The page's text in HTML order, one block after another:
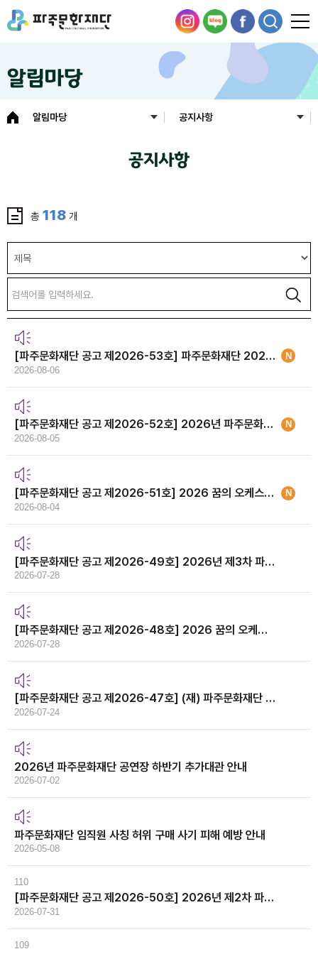
알림마당
알림마당 공지사항
공지사항
총 118 개
[파주문화재단 공고 제2026-53호] 파주문화재단 2026년 제2차 직원채용 최종합격자 공고 및 채용 과정의 공개
N
2026-08-06
[파주문화재단 공고 제2026-52호] 2026년 파주문화재단 하우스어셔 모집 공고
N
2026-08-05
[파주문화재단 공고 제2026-51호] 2026 꿈의 오케스트라 파주 타악기 강사 모집 공고
N
2026-08-04
[파주문화재단 공고 제2026-49호] 2026년 제3차 파주문화재단 직원채용 공고
2026-07-28
[파주문화재단 공고 제2026-48호] 2026 꿈의 오케스트라 파주 신규 단원 모집 공고(바이올린1, 플룻1)
2026-07-28
[파주문화재단 공고 제2026-47호] (재) 파주문화재단 대표이사 공개모집 공고
2026-07-24
2026년 파주문화재단 공연장 하반기 추가대관 안내
2026-07-02
파주문화재단 임직원 사칭 허위 구매 사기 피해 예방 안내
2026-05-08
110
[파주문화재단 공고 제2026-50호] 2026년 제2차 파주문화재단 직원채용 서류심사 합격자 및 면접심사 공고
2026-07-31
109